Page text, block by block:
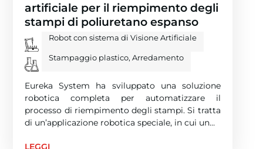
artificiale per il riempimento degli
stampi di poliuretano espanso
Robot con sistema di Visione Artificiale
Stampaggio plastico, Arredamento
Eureka System ha sviluppato una soluzione
robotica completa per automatizzare il
processo di riempimento degli stampi. Si tratta
di un’applicazione robotica speciale, in cui un…
LEGGI